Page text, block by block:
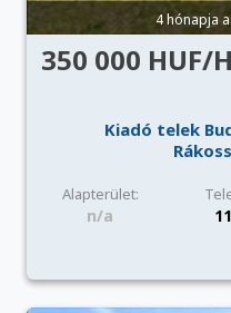
4 hónapja
350 000 HUF/
Kiadó telek
Alapterület:
n/a